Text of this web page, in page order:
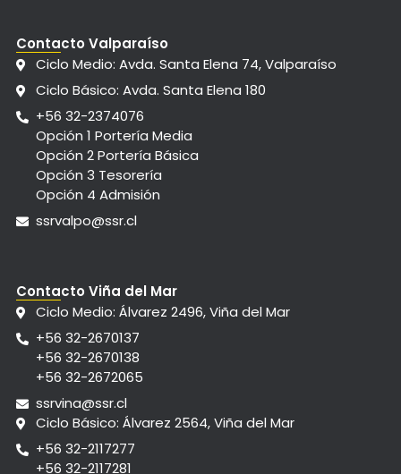
Contacto Valparaíso
Ciclo Medio: Avda. Santa Elena 74, Valparaíso
Ciclo Básico: Avda. Santa Elena 180
+56 32-2374076
Opción 1 Portería Media
Opción 2 Portería Básica
Opción 3 Tesorería
Opción 4 Admisión
ssrvalpo@ssr.cl
Contacto Viña del Mar
Ciclo Medio: Álvarez 2496, Viña del Mar
+56 32-2670137
+56 32-2670138
+56 32-2672065
ssrvina@ssr.cl
Ciclo Básico: Álvarez 2564, Viña del Mar
+56 32-2117277
+56 32-2117281